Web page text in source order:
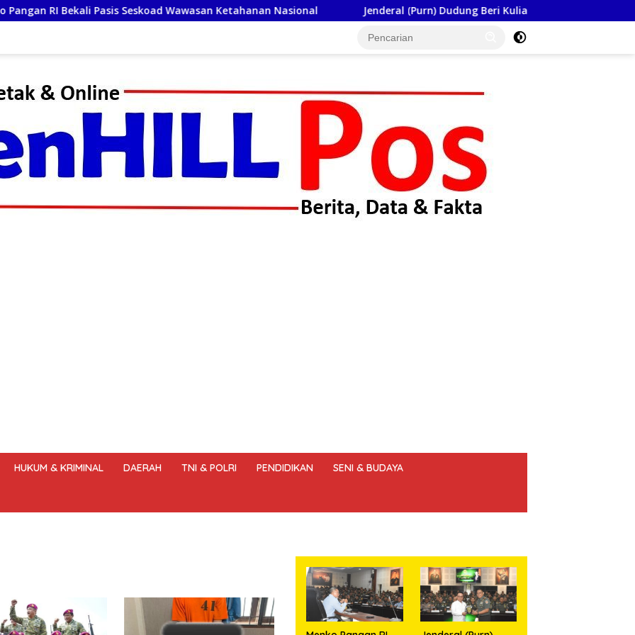
Wawasan Ketahanan Nasional Jenderal (Purn) Dudung Beri Kuliah Umum di Seskoad,Ungkap Dukung Program
HUKUM & KRIMINAL DAERAH TNI & POLRI PENDIDIKAN SENI & BUDAYA